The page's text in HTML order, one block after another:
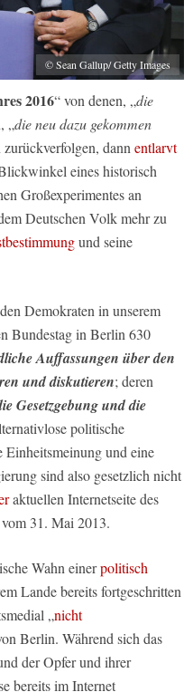
© Sean Gallup/ Getty Images
2016“ von denen, „die
„die neu dazu gekommen
dannentlarvt
eines historisch
Großexperimentes an
Deutschen Volk mehr zu
und seine
Demokraten in unserem
Bundestag in Berlin 630
Auffassungen über den
und diskutieren; deren
Gesetzgebung und die
politische
Einheitsmeinung und eine
sind also gesetzlich nicht
aktuellen Internetseite des
31. Mai 2013.
Wahn einerpolitisch
Lande bereits fortgeschritten
„nicht
Berlin. Während sich das
der Opfer und ihrer
bereits im Internet